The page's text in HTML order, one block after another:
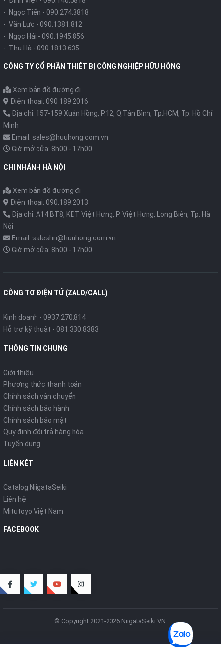
- Ngọc Tiến - 090.274.3818
- Văn Lực - 090.1381.812
- Ngọc Hải - 090.1945.856
- Thu Hà - 090.1813.635
CÔNG TY CỔ PHẦN THIẾT BỊ CÔNG NGHIỆP HỮU HỒNG
Xem bản đồ đường đi
Điện thoại: 090 189 2016
Địa chỉ: 157-159 Xuân Hồng, P.12, Q.Tân Bình, Tp.HCM, Tp. Hồ Chí
Minh
Email: sales@huuhong.com.vn
Giờ mở cửa: 8h00 - 17h00
CHI NHÁNH HÀ NỘI
Xem bản đồ đường đi
Điện thoại: 090.189.2013
Địa chỉ: A14 BT8, KĐT Việt Hưng, P. Việt Hưng, Long Biên, Tp. Hà
Nội
Email: saleshn@huuhong.com.vn
Giờ mở cửa: 8h00 - 17h00
CÔNG TƠ ĐIỆN TỬ (ZALO/CALL)
Kinh doanh - 0937.270.814
Hỗ trợ kỹ thuật - 081.330.8383
THÔNG TIN CHUNG
Giới thiệu
Phương thức thanh toán
Chính sách vận chuyển
Chính sách bảo hành
Chính sách bảo mật
Quy định đổi trả hàng hóa
Tuyển dụng
LIÊN KẾT
Catalog NiigataSeiki
Liên hệ
Mitutoyo Việt Nam
FACEBOOK
© Copyright 2021-2026 NiigataSeiki.VN.